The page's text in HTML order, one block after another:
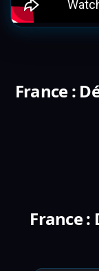
France :
France :